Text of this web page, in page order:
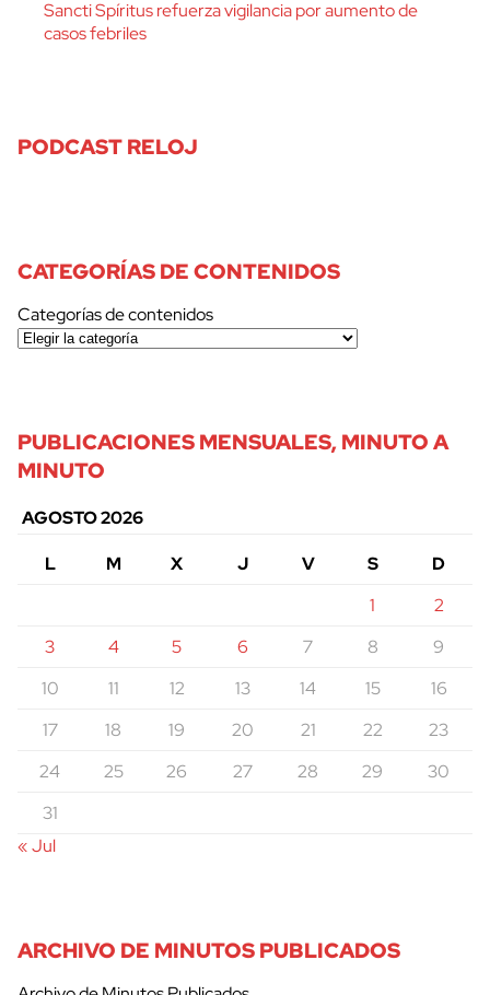
Sancti Spíritus refuerza vigilancia por aumento de
casos febriles
PODCAST RELOJ
CATEGORÍAS DE CONTENIDOS
Categorías de contenidos
PUBLICACIONES MENSUALES, MINUTO A
MINUTO
AGOSTO 2026
L
M X J V S
D
1
2
3
4 5 6 7 8
9
10
11 12 13 14 15
16
17
18 19 20 21 22
23
24
25 26 27 28 29
30
31
« Jul
ARCHIVO DE MINUTOS PUBLICADOS